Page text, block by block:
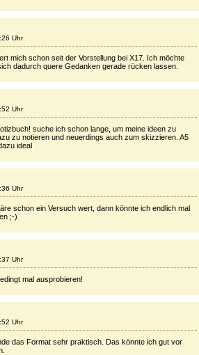
Uhr
mich schon seit der Vorstellung bei X17. Ich möchte
dadurch quere Gedanken gerade rücken lassen.
Uhr
suche ich schon lange, um meine ideen zu
zu notieren und neuerdings auch zum skizzieren. A5
ideal
Uhr
schon ein Versuch wert, dann könnte ich endlich mal
;-)
Uhr
mal ausprobieren!
Uhr
das Format sehr praktisch. Das könnte ich gut vor